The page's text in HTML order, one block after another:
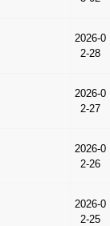
2026-0
2-28
2026-0
2-27
2026-0
2-26
2026-0
2-25